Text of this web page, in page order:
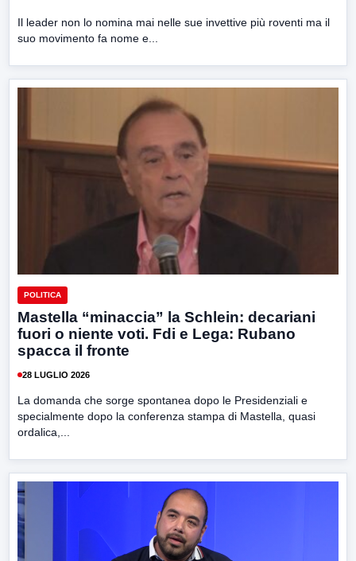
Il leader non lo nomina mai nelle sue invettive più roventi ma il
suo movimento fa nome e...
POLITICA
Mastella “minaccia” la Schlein: decariani
fuori o niente voti. Fdi e Lega: Rubano
spacca il fronte
28 LUGLIO 2026
La domanda che sorge spontanea dopo le Presidenziali e
specialmente dopo la conferenza stampa di Mastella, quasi
ordalica,...